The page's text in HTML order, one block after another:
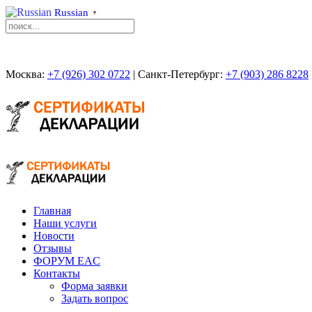
Russian ▼
Москва: +7 (926) 302 0722 | Санкт-Петербург: +7 (903) 286 8228
Главная
Наши услуги
Новости
Отзывы
ФОРУМ EAC
Контакты
Форма заявки
Задать вопрос